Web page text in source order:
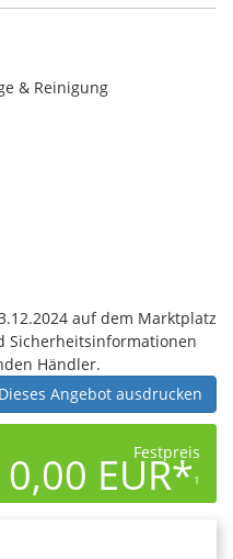
& Reinigung
auf dem Marktplatz
Sicherheitsinformationen
Händler.
Dieses Angebot ausdrucken
Festpreis
EUR*1